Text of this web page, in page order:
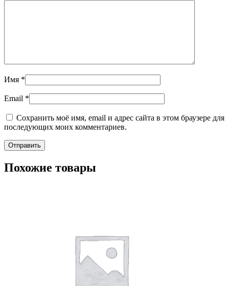
Имя *
Email *
Сохранить моё имя, email и адрес сайта в этом браузере для
последующих моих комментариев.
Похожие товары